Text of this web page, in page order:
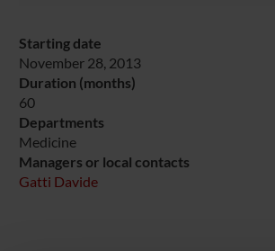
Starting date
November 28, 2013
Duration (months)
60
Departments
Medicine
Managers or local contacts
Gatti Davide